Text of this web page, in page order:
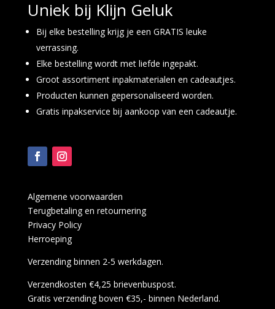
Uniek bij Klijn Geluk
Bij elke bestelling krijg je een GRATIS leuke
verrassing.
Elke bestelling wordt met liefde ingepakt.
Groot assortiment inpakmaterialen en cadeautjes.
Producten kunnen gepersonaliseerd worden.
Gratis inpakservice bij aankoop van een cadeautje.
Algemene voorwaarden
Terugbetaling en retournering
Privacy Policy
Herroeping
Verzending binnen 2-5 werkdagen.
Verzendkosten €4,25 brievenbuspost.
Gratis verzending boven €35,- binnen Nederland.